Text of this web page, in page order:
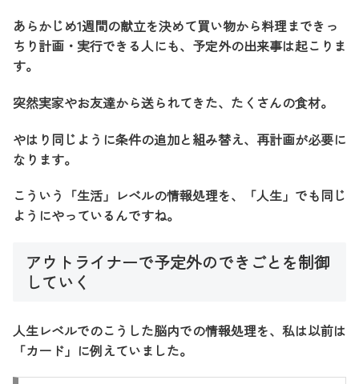
あらかじめ1週間の献立を決めて買い物から料理まできっ
ちり計画・実行できる人にも、予定外の出来事は起こりま
す。
突然実家やお友達から送られてきた、たくさんの食材。
やはり同じように条件の追加と組み替え、再計画が必要に
なります。
こういう「生活」レベルの情報処理を、「人生」でも同じ
ようにやっているんですね。
アウトライナーで予定外のできごとを制御
していく
人生レベルでのこうした脳内での情報処理を、私は以前は
「カード」に例えていました。